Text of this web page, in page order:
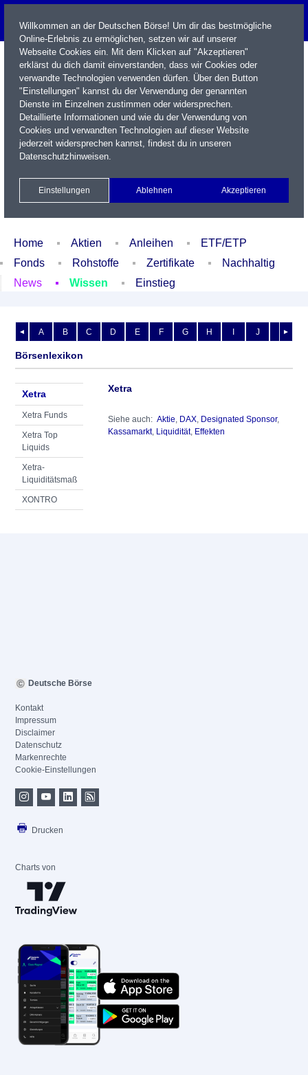
Name / WKN / ISIN / Kürzel
Xetra Realtime
Watchlist Portfolio Login
Home Aktien Anleihen
ETF/ETP
Fonds
Rohstoffe Zertifikate
Nachhaltig
News
Wissen Einstieg
◄ ►
A B C D E F G H I J K
Börsenlexikon
Xetra
Xetra Funds
Xetra Top
Liquids
Xetra-
Liquiditätsmaß
XONTRO
Xetra
Siehe auch: Aktie, DAX, Designated Sponsor,
Kassamarkt, Liquidität, Effekten
Willkommen an der Deutschen Börse! Um dir das bestmögliche
Online-Erlebnis zu ermöglichen, setzen wir auf unserer
Webseite Cookies ein. Mit dem Klicken auf "Akzeptieren"
erklärst du dich damit einverstanden, dass wir Cookies oder
verwandte Technologien verwenden dürfen. Über den Button
"Einstellungen" kannst du der Verwendung der genannten
Dienste im Einzelnen zustimmen oder widersprechen.
Detaillierte Informationen und wie du der Verwendung von
Cookies und verwandten Technologien auf dieser Website
jederzeit widersprechen kannst, findest du in unseren
Datenschutzhinweisen.
Einstellungen Ablehnen Akzeptieren
Deutsche Börse
Kontakt
Impressum
Disclaimer
Datenschutz
Markenrechte
Cookie-Einstellungen
Drucken
Charts von